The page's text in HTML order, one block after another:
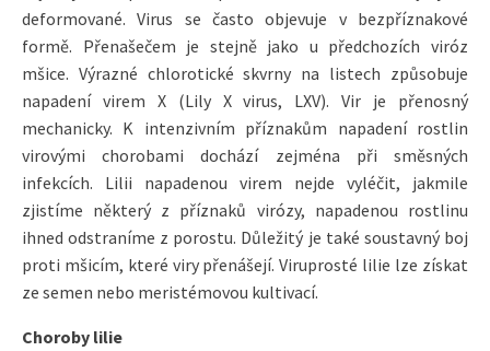
deformované. Virus se často objevuje v bezpříznakové
formě. Přenašečem je stejně jako u předchozích viróz
mšice. Výrazné chlorotické skvrny na listech způsobuje
napadení virem X (Lily X virus, LXV). Vir je přenosný
mechanicky. K intenzivním příznakům napadení rostlin
virovými chorobami dochází zejména při směsných
infekcích. Lilii napadenou virem nejde vyléčit, jakmile
zjistíme některý z příznaků virózy, napadenou rostlinu
ihned odstraníme z porostu. Důležitý je také soustavný boj
proti mšicím, které viry přenášejí. Viruprosté lilie lze získat
ze semen nebo meristémovou kultivací.
Choroby lilie